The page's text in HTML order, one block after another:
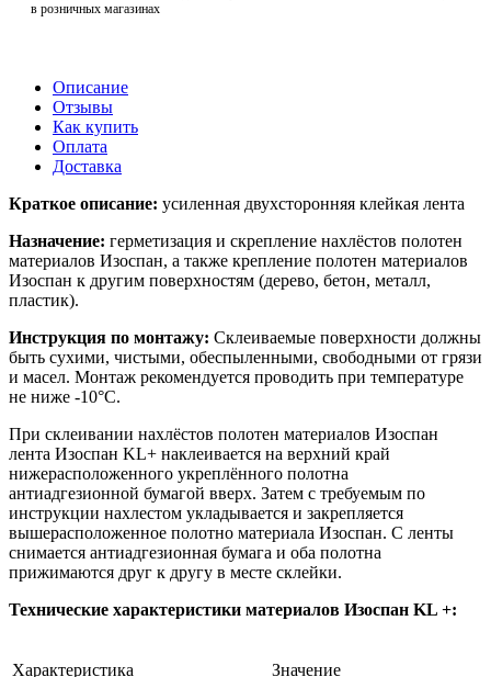
в розничных магазинах
Описание
Отзывы
Как купить
Оплата
Доставка
Краткое описание: усиленная двухсторонняя клейкая лента
Назначение: герметизация и скрепление нахлёстов полотен
материалов Изоспан, а также крепление полотен материалов
Изоспан к другим поверхностям (дерево, бетон, металл,
пластик).
Инструкция по монтажу: Склеиваемые поверхности должны
быть сухими, чистыми, обеспыленными, свободными от грязи
и масел. Монтаж рекомендуется проводить при температуре
не ниже -10°С.
При склеивании нахлёстов полотен материалов Изоспан
лента Изоспан KL+ наклеивается на верхний край
нижерасположенного укреплённого полотна
антиадгезионной бумагой вверх. Затем с требуемым по
инструкции нахлестом укладывается и закрепляется
вышерасположенное полотно материала Изоспан. С ленты
снимается антиадгезионная бумага и оба полотна
прижимаются друг к другу в месте склейки.
Технические характеристики материалов Изоспан KL +:
Характеристика Значение